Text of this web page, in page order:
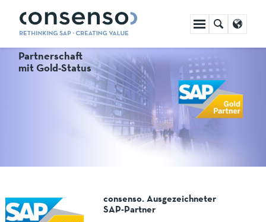
Navigation
überspringen
Partnerschaft
mit Gold-Status
consenso. Ausgezeichneter
SAP-Partner